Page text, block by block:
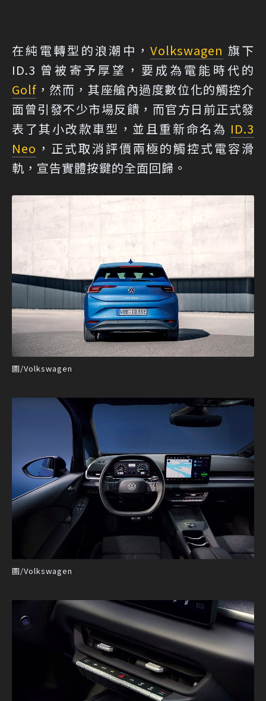
在純電轉型的浪潮中，Volkswagen 旗下
ID.3 曾被寄予厚望，要成為電能時代的
Golf ，然而，其座艙內過度數位化的觸控介
面曾引發不少市場反饋，而官方日前正式發
表了其小改款車型，並且重新命名為 ID.3
Neo ，正式取消評價兩極的觸控式電容滑
軌，宣告實體按鍵的全面回歸。
圖/Volkswagen
圖/Volkswagen